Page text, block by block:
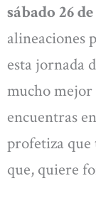
sábado 26
alineaciones
esta jornada
mucho
encuentras
profetiza que
que, quiere